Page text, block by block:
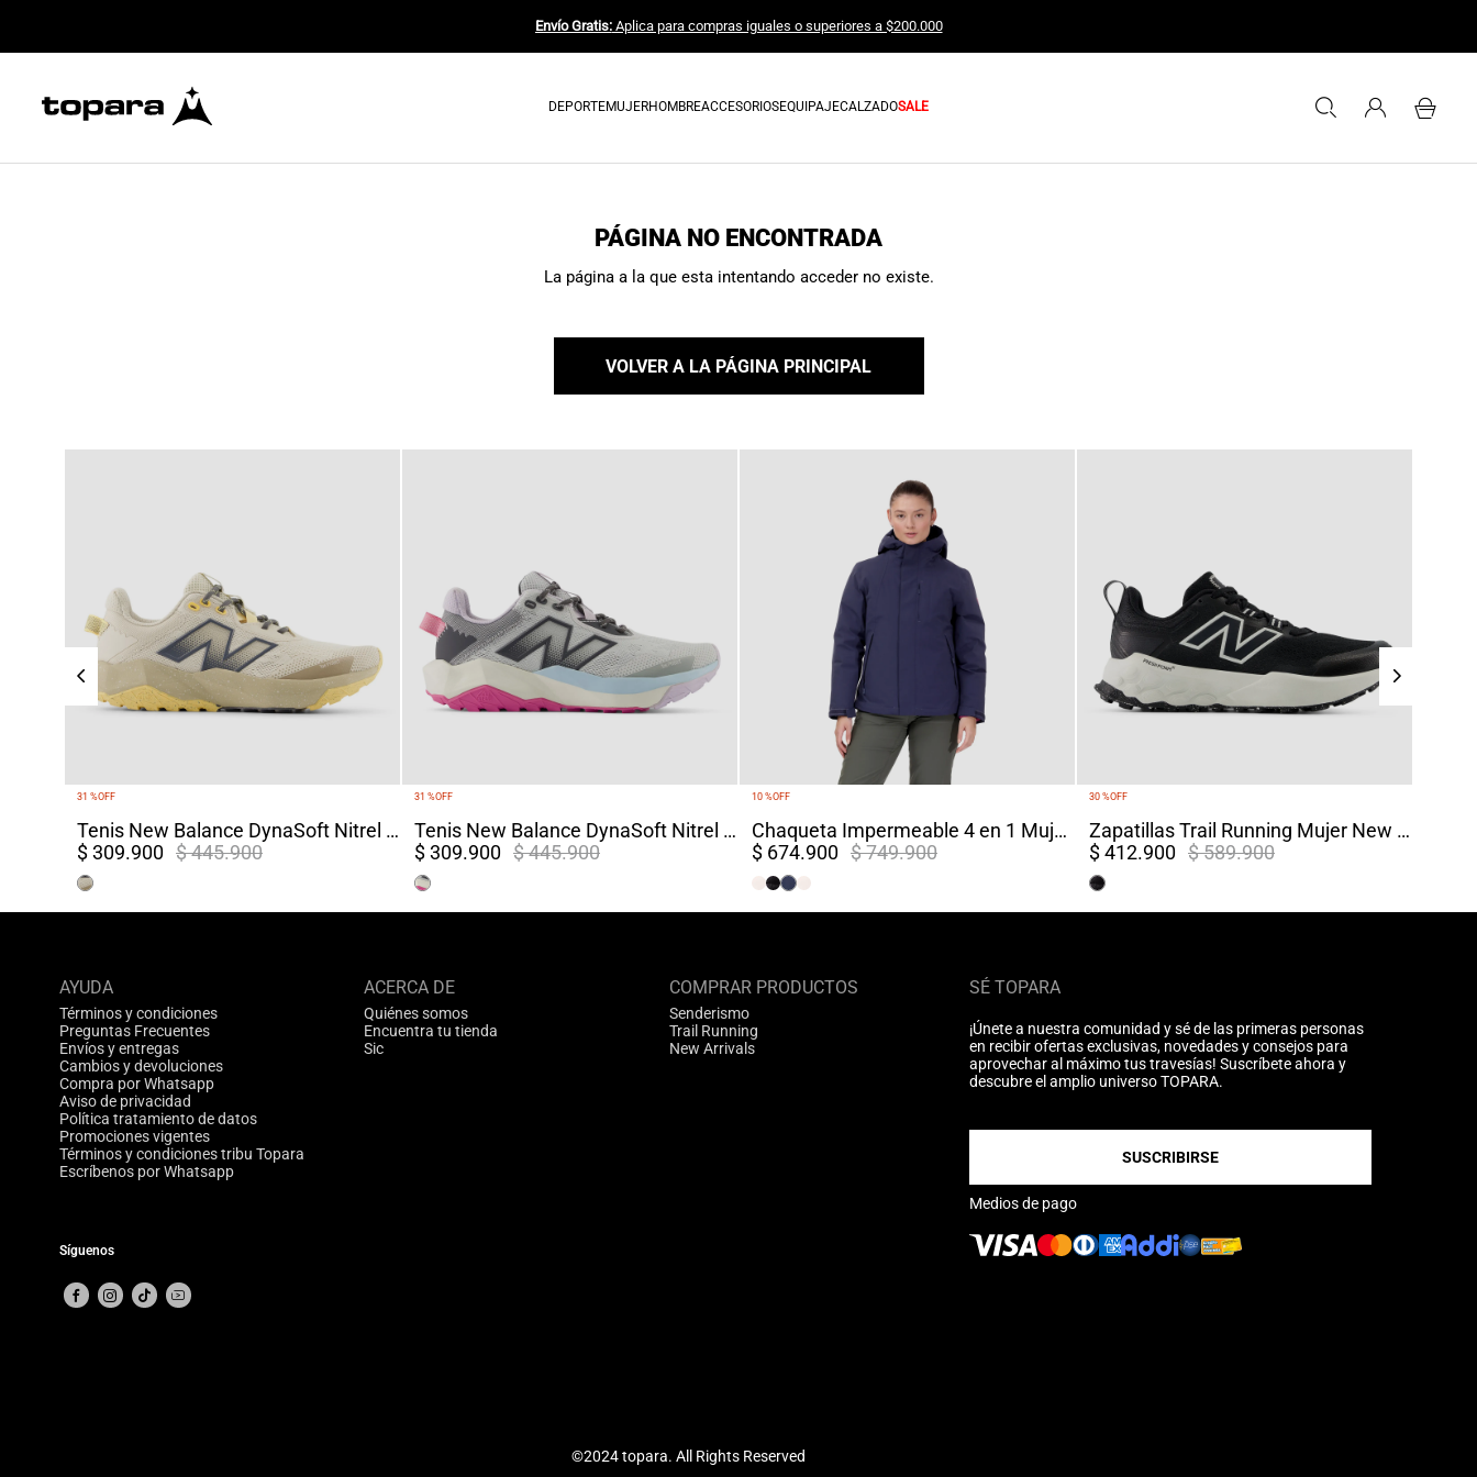
Envío Gratis:Aplica para compras iguales o superiores a $200.000
DEPORTEMUJERHOMBREACCESORIOSEQUIPAJECALZADOSALE
PÁGINA NO ENCONTRADA
La página a la que esta intentando acceder no existe.
VOLVER A LA PÁGINA PRINCIPAL
31 %OFF
Tenis New Balance DynaSoft Nitrel V6 Mujer Terreo
$ 309.900 $ 445.900
31 %OFF
Tenis New Balance DynaSoft Nitrel V6 Mujer Gris
$ 309.900 $ 445.900
10 %OFF
Chaqueta Impermeable 4 en 1 Mujer Chingaza Azul
$ 674.900 $ 749.900
30 %OFF
Zapatillas Trail Running Mujer New Balance Garoe V2 Negras
$ 412.900 $ 589.900
AYUDA
Términos y condiciones
Preguntas Frecuentes
Envíos y entregas
Cambios y devoluciones
Compra por Whatsapp
Aviso de privacidad
Política tratamiento de datos
Promociones vigentes
Términos y condiciones tribu Topara
Escríbenos por Whatsapp
ACERCA DE
Quiénes somos
Encuentra tu tienda
Sic
COMPRAR PRODUCTOS
Senderismo
Trail Running
New Arrivals
Síguenos
©2024 topara. All Rights Reserved
SÉ TOPARA
¡Únete a nuestra comunidad y sé de las primeras personas
en recibir ofertas exclusivas, novedades y consejos para
aprovechar al máximo tus travesías! Suscríbete ahora y
descubre el amplio universo TOPARA.
SUSCRIBIRSE
Medios de pago